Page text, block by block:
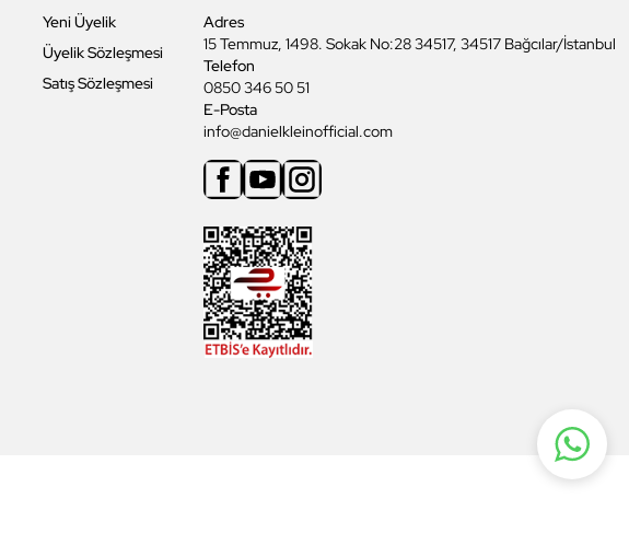
Yeni Üyelik
Üyelik Sözleşmesi
Satış Sözleşmesi
Adres
15 Temmuz, 1498. Sokak No:28 34517, 34517 Bağcılar/İstanbul
Telefon
0850 346 50 51
E-Posta
info@danielkleinofficial.com
FacebookYoutubeInstagram